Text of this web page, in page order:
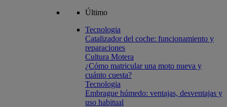
Último
Tecnologia
Catalizador del coche: funcionamiento y
reparaciones
Cultura Motera
¿Cómo matricular una moto nueva y
cuánto cuesta?
Tecnologia
Embrague húmedo: ventajas, desventajas y
uso habitual